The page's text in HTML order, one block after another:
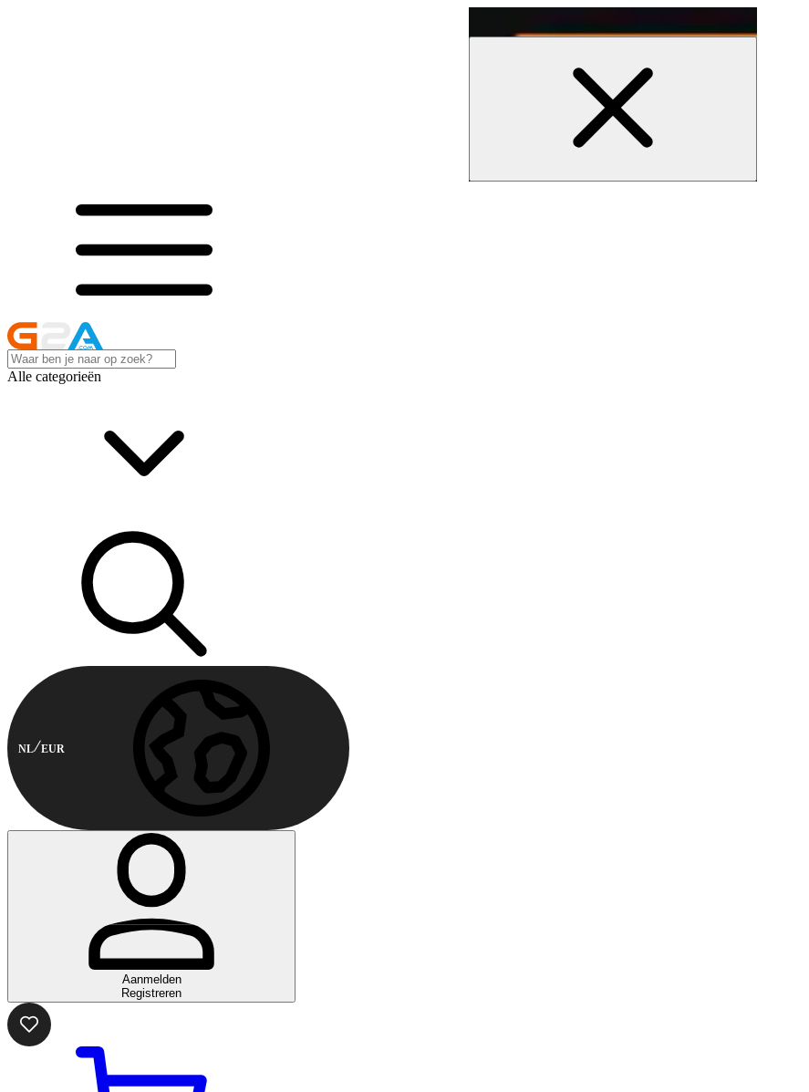
Alle categorieën
NL EUR
Aanmelden
Registreren